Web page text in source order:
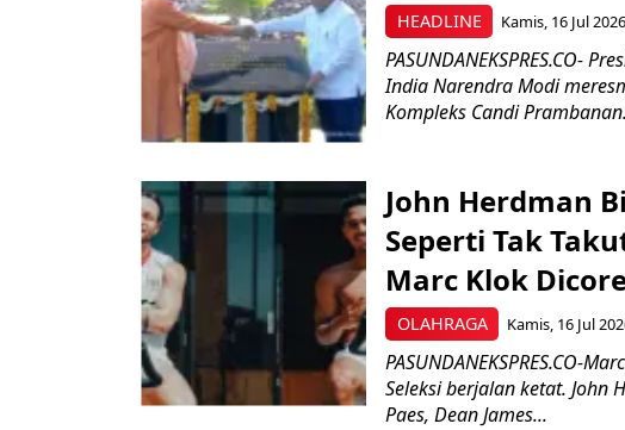
HEADLINE Kamis, 16 Jul
PASUNDANEKSPRES.CO-
India Narendra Modi
Kompleks Candi
OLAHRAGA
John Herdman
Seperti Tak
Marc Klok
Kamis, 16 Jul
PASUNDANEKSPRES.CO-
Seleksi berjalan ketat. John
Paes, Dean James...